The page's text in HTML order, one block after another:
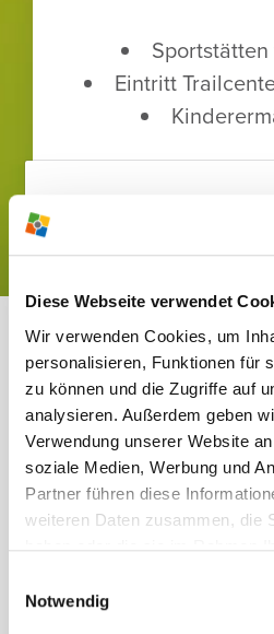
Diese Webseite verwendet
Wir verwenden Cookies, um
personalisieren, Funktionen für
zu können und die Zugriffe auf
analysieren. Außerdem geben
Verwendung unserer Website
soziale Medien, Werbung und
Partner führen diese
weiteren Daten zusammen, die
haben oder die sie im Rahmen
Notwendig
Eintritt
FÜR DEIN
LAGER
Jetzt anmelden
dich mehr­mals im
heißen News,
tollen Ange­boten
Themen direkt
Einfach deine E-Mail-
Haken anwählen und auf
eine E-Mail mit einem